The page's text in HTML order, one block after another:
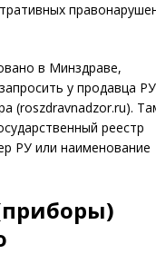
в Минздраве,
у продавца
(roszdravnadzor.ru).
реестр
РУ или наименование